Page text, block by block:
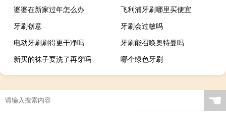
婆婆在新家过年怎么办
飞利浦牙刷哪里买便宜
牙刷创意
牙刷会过敏吗
电动牙刷刷得更干净吗
牙刷能召唤奥特曼吗
新买的袜子要洗了再穿吗
哪个绿色牙刷
☚